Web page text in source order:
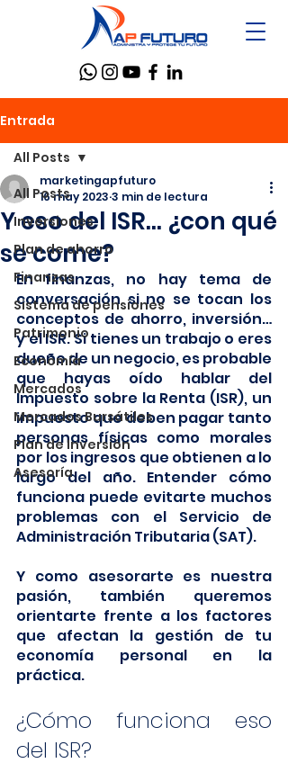
Entrada
All Posts
Inversiones
Plan de ahorro
Finanzas
Sistema de pensiones
Patrimonio
Economía
Mercados
Mercados Bursátiles
Plan de Inversión
Asesoría
All Posts
Y eso del ISR… ¿con qué
se come?
marketingapfuturo
16 may 2023 3 min de lectura
En finanzas, no hay tema de
conversación si no se tocan los
conceptos de ahorro, inversión…
y el ISR. Si tienes un trabajo o eres
dueño de un negocio, es probable
que hayas oído hablar del
Impuesto sobre la Renta (ISR), un
impuesto que deben pagar tanto
personas físicas como morales
por los ingresos que obtienen a lo
largo del año. Entender cómo
funciona puede evitarte muchos
problemas con el Servicio de
Administración Tributaria (SAT).
Y como asesorarte es nuestra
pasión, también queremos
orientarte frente a los factores
que afectan la gestión de tu
economía personal en la
práctica.
¿Cómo funciona eso
del ISR?